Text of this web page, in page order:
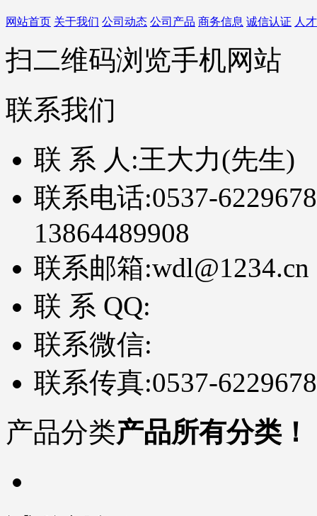
网站首页 关于我们 公司动态 公司产品 商务信息 诚信认证 人
扫二维码浏览手机网站
联系我们
联 系 人:王大力(先生)
联系电话:0537-
13864489908
联系邮箱:wdl@1234.cn
联 系 QQ:
联系微信:
联系传真:0537-6229678
产品分类产品所有分类！